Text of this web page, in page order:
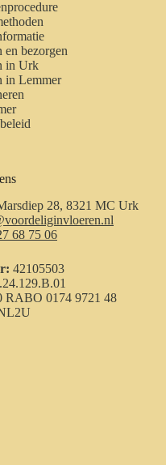
en bezorgen
in Urk
in Lemmer
28, 8321 MC Urk
68 75 06
42105503
RABO 0174 9721 48